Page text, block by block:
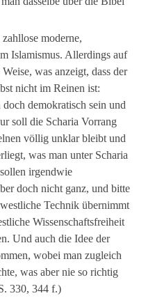
moderne,
Islamismus. Allerdings auf
was anzeigt, dass der
nicht im Reinen ist:
demokratisch sein und
soll die Scharia Vorrang
völlig unklar bleibt und
was man unter Scharia
irgendwie
doch nicht ganz, und bitte
Technik übernimmt
Wissenschaftsfreiheit
Und auch die Idee der
wobei man zugleich
was aber nie so richtig
330, 344 f.)